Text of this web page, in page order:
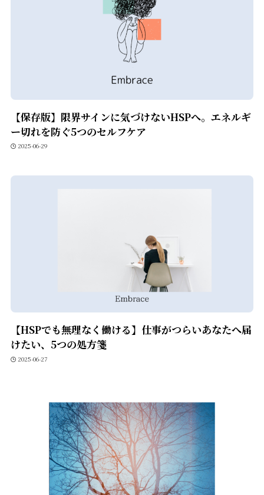
【保存版】限界サインに気づけないHSPへ。エネルギ
ー切れを防ぐ5つのセルフケア
2025-06-29
【HSPでも無理なく働ける】仕事がつらいあなたへ届
けたい、5つの処方箋
2025-06-27